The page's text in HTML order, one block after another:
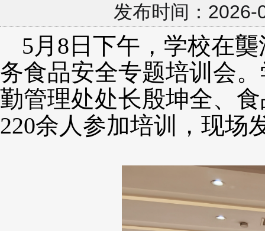
发布时间：
5月8日下午，学校在
务食品安全专题培训会
勤管理处处长殷坤全、
220余人参加培训，现场